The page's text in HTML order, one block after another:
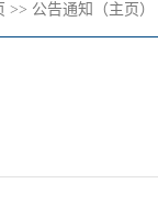
>> 公告通知（主页）